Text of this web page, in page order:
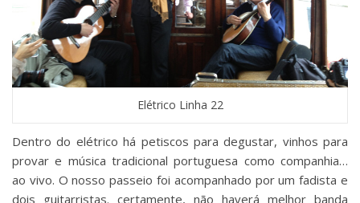
Elétrico Linha 22
Dentro do elétrico há petiscos para degustar, vinhos para
provar e música tradicional portuguesa como companhia…
ao vivo. O nosso passeio foi acompanhado por um fadista e
dois guitarristas. certamente, não haverá melhor banda